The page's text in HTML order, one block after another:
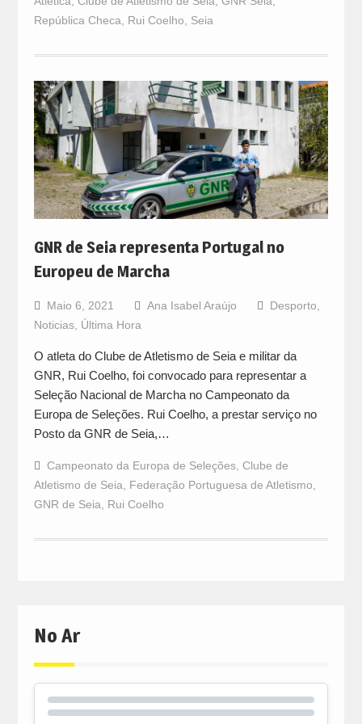
República Checa, Rui Coelho, Seia
GNR de Seia representa Portugal no
Europeu de Marcha
Maio 6, 2021 Ana Isabel Araújo Desporto
Noticias, Última Hora
O atleta do Clube de Atletismo de Seia e militar da
GNR, Rui Coelho, foi convocado para representar a
Seleção Nacional de Marcha no Campeonato da
Europa de Seleções. Rui Coelho, a prestar serviço no
Posto da GNR de Seia,…
Campeonato da Europa de Seleções, Clube de
Atletismo de Seia
Federação Portuguesa de Atletismo
GNR de Seia
Rui Coelho
No Ar